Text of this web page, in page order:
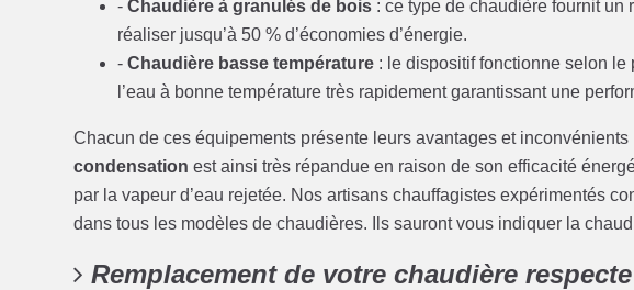
-Chaudière à granulés de bois : ce type de chaudière fournit un
réaliser jusqu’à 50 % d’économies d’énergie.
-Chaudière basse température : le dispositif fonctionne selon
l’eau à bonne température très rapidement garantissant une
Chacun de ces équipements présente leurs avantages et
condensation est ainsi très répandue en raison de son efficacité
par la vapeur d’eau rejetée. Nos artisans chauffagistes expérimentés
dans tous les modèles de chaudières. Ils sauront vous indiquer la
Remplacement de votre chaudière